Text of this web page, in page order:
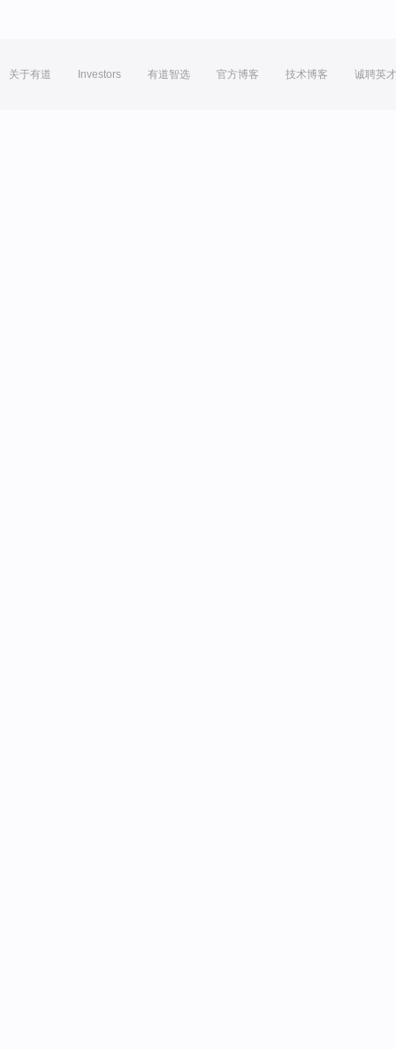
关于有道 Investors 有道智选 官方博客 技术博客 诚聘英才